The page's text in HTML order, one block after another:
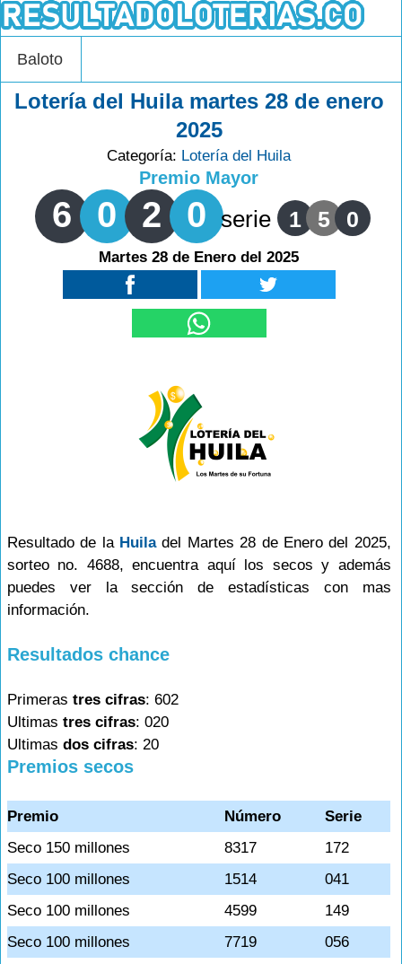
Baloto
Lotería del Huila martes 28 de enero
2025
Categoría: Lotería del Huila
Premio Mayor
6 0 2 0 serie 1 5 0
Martes 28 de Enero del 2025
Resultado de la Huiladel Martes 28 de Enero del 2025,
sorteo no. 4688, encuentra aquí los secos y además
puedes ver la sección de estadísticas con mas
información.
Resultados chance
Primeras tres cifras: 602
Ultimas tres cifras: 020
Ultimas dos cifras: 20
Premios secos
Premio Número
Serie
Seco 150 millones
8317
172
Seco 100 millones
1514
041
Seco 100 millones
4599
149
Seco 100 millones
7719
056